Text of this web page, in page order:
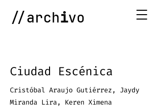
//archivo
Ciudad Escénica
Cristóbal Araujo Gutiérrez, Jaydy
Miranda Lira, Keren Ximena